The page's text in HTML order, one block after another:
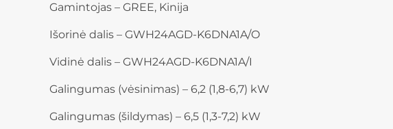
Gamintojas – GREE, Kinija
Išorinė dalis – GWH24AGD-K6DNA1A/O
Vidinė dalis – GWH24AGD-K6DNA1A/I
Galingumas (vėsinimas) – 6,2 (1,8-6,7) kW
Galingumas (šildymas) – 6,5 (1,3-7,2) kW